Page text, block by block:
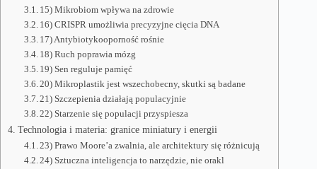
15) Mikrobiom wpływa na zdrowie
16) CRISPR umożliwia precyzyjne cięcia DNA
17) Antybiotykooporność rośnie
18) Ruch poprawia mózg
19) Sen reguluje pamięć
20) Mikroplastik jest wszechobecny, skutki są badane
21) Szczepienia działają populacyjnie
22) Starzenie się populacji przyspiesza
Technologia i materia: granice miniatury i energii
23) Prawo Moore’a zwalnia, ale architektury się różnicują
24) Sztuczna inteligencja to narzędzie, nie orakl